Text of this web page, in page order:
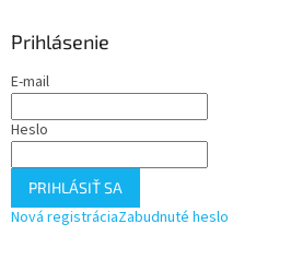
Prihlásenie
E-mail
Heslo
PRIHLÁSIŤ SA
Nová registráciaZabudnuté heslo